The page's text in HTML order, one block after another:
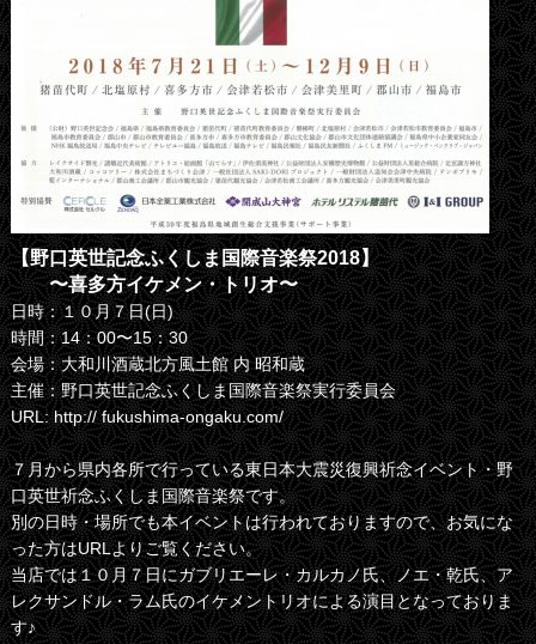
【野口英世記念ふくしま国際音楽祭2018】
〜喜多方イケメン・トリオ〜
日時：１０月７日(日)
時間：14：00〜15：30
会場：大和川酒蔵北方風土館 内 昭和蔵
主催：野口英世記念ふくしま国際音楽祭実行委員会
URL: http:// fukushima-ongaku.com/
７月から県内各所で行っている東日本大震災復興祈念イベント・野
口英世祈念ふくしま国際音楽祭です。
別の日時・場所でも本イベントは行われておりますので、お気にな
った方はURLよりご覧ください。
当店では１０月７日にガブリエーレ・カルカノ氏、ノエ・乾氏、ア
レクサンドル・ラム氏のイケメントリオによる演目となっておりま
す♪